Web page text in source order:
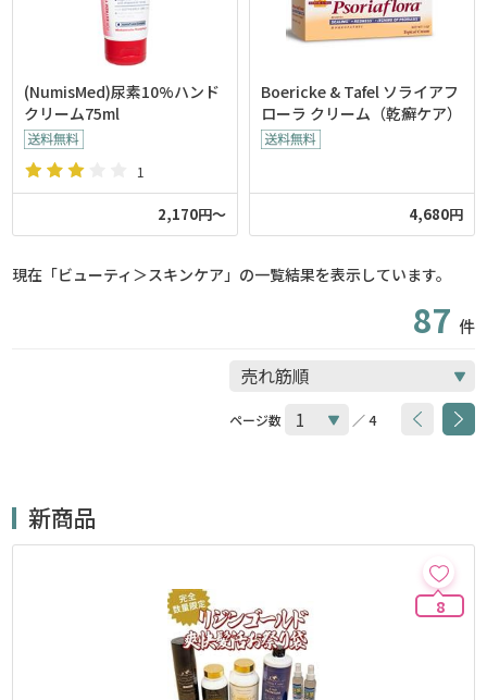
(NumisMed)尿素10%ハンド
クリーム75ml
1
2,170円～
Boericke & Tafel ソライアフ
ローラ クリーム（乾癬ケア）
4,680円
現在「ビューティ＞スキンケア」の一覧結果を表示しています。
87 件
ページ数 ／ 4
新商品
8